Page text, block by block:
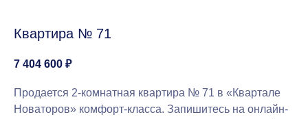
Квартира № 71
7 404 600 ₽
Продается 2-комнатная квартира № 71 в «Квартале
Новаторов» комфорт-класса. Запишитесь на онлайн-